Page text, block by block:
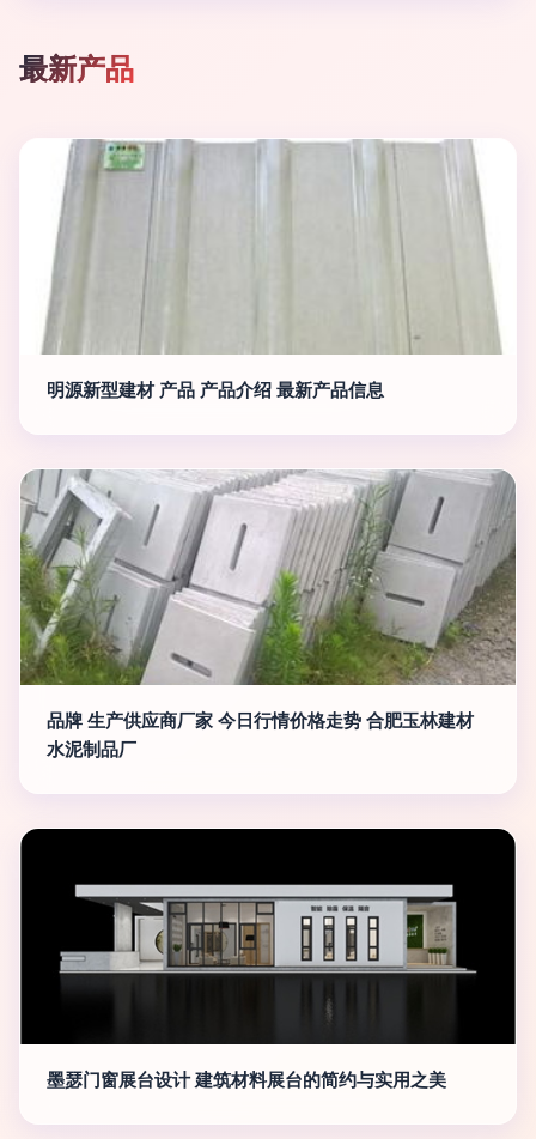
最新产品
明源新型建材 产品 产品介绍 最新产品信息
品牌 生产供应商厂家 今日行情价格走势 合肥玉林建材
水泥制品厂
墨瑟门窗展台设计 建筑材料展台的简约与实用之美